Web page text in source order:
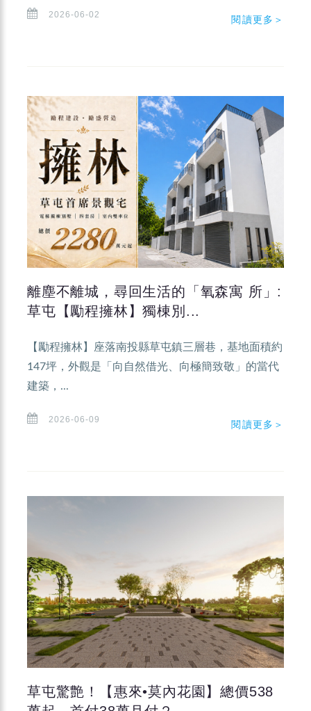
2026-06-02 閱讀更多＞
離塵不離城，尋回生活的「氧森寓 所」:
草屯【勵程擁林】獨棟別...
【勵程擁林】座落南投縣草屯鎮三層巷，基地面積約
147坪，外觀是「向自然借光、向極簡致敬」的當代
建築，...
2026-06-09 閱讀更多＞
草屯驚艶！【惠來•莫內花園】總價538